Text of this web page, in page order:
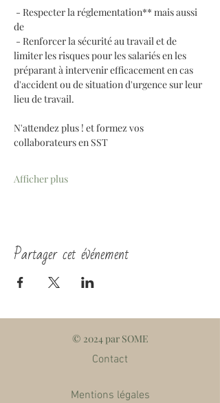
- Respecter la réglementation** mais aussi
de
- Renforcer la sécurité au travail et de
limiter les risques pour les salariés en les
préparant à intervenir efficacement en cas
d'accident ou de situation d'urgence sur leur
lieu de travail.
N'attendez plus ! et formez vos
collaborateurs en SST
Afficher plus
Partager cet événement
© 2024 par SOME
Contact
Mentions légales